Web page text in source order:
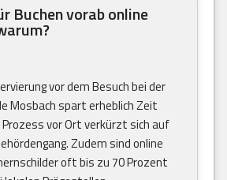
Buchen vorab online
vor dem Besuch bei der
Mosbach spart erheblich Zeit
vor Ort verkürzt sich auf
Zudem sind online
oft bis zu 70 Prozent